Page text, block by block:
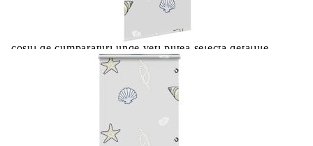
Acest tabel are caracter informativ. Adăugați produsul în
coșul de cumpărături unde veți putea selecta detaliile
cererii de creditare.
Предоставената таблица е с информационна цел.
Добавете продукта в количката си с бутона "Добави в
вноски на кредита.